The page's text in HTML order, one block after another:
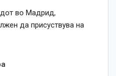
во Мадрид,
да присуствува на